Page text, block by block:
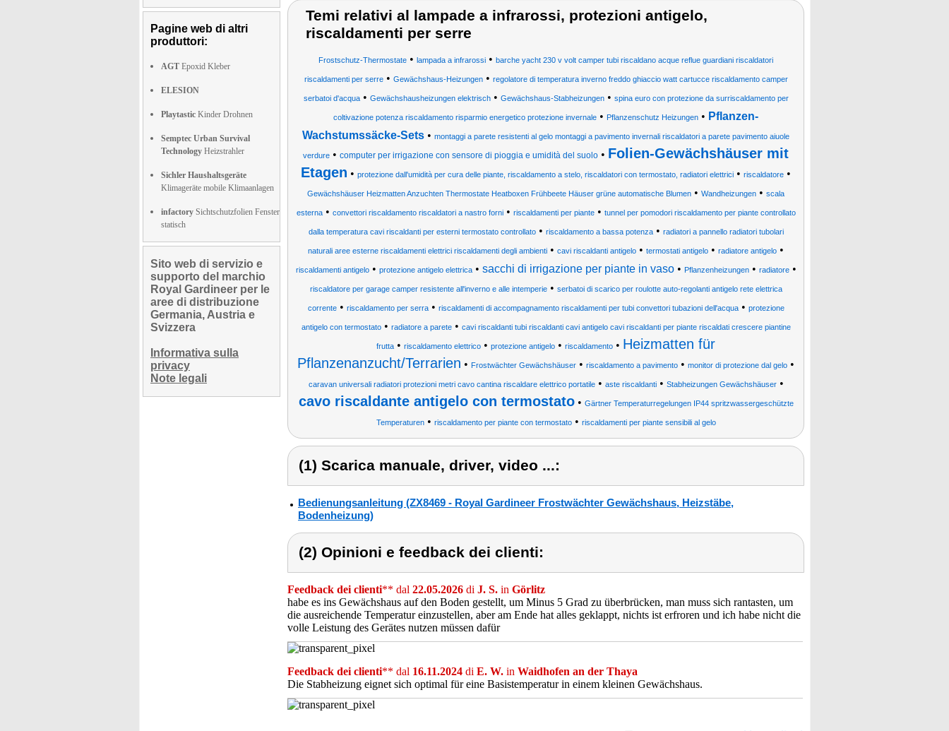
Pagine web di altri
produttori:
AGT Epoxid Kleber
ELESION
Playtastic Kinder Drohnen
Semptec Urban Survival
Technology Heizstrahler
Sichler Haushaltsgeräte
Klimageräte mobile Klimaanlagen
infactory Sichtschutzfolien Fenster
statisch
Sito web di servizio e
supporto del marchio
Royal Gardineer per le
aree di distribuzione
Germania, Austria e
Svizzera
Informativa sulla
privacy
Note legali
Temi relativi al lampade a infrarossi, protezioni antigelo,
riscaldamenti per serre
Frostschutz-Thermostate • lampada a infrarossi • barche yacht 230 v volt camper tubi riscaldano acque reflue guardiani riscaldatori
riscaldamenti per serre• Gewächshaus-Heizungen• regolatore di temperatura inverno freddo ghiaccio watt cartucce riscaldamento camper
serbatoi d'acqua• Gewächshausheizungen elektrisch• Gewächshaus-Stabheizungen• spina euro con protezione da surriscaldamento per
coltivazione potenza riscaldamento risparmio energetico protezione invernale • Pflanzenschutz Heizungen • Pflanzen-
Wachstumssäcke-Sets • montaggi a parete resistenti al gelo montaggi a pavimento invernali riscaldatori a parete pavimento aiuole
verdure • computer per irrigazione con sensore di pioggia e umidità del suolo • Folien-Gewächshäuser mit
Etagen • protezione dall'umidità per cura delle piante, riscaldamento a stelo, riscaldatori con termostato, radiatori elettrici • riscaldatore •
Gewächshäuser Heizmatten Anzuchten Thermostate Heatboxen Frühbeete Häuser grüne automatische Blumen • Wandheizungen • scala
esterna• convettori riscaldamento riscaldatori a nastro forni• riscaldamenti per piante• tunnel per pomodori riscaldamento per piante controllato
dalla temperatura cavi riscaldanti per esterni termostato controllato• riscaldamento a bassa potenza• radiatori a pannello radiatori tubolari
naturali aree esterne riscaldamenti elettrici riscaldamenti degli ambienti • cavi riscaldanti antigelo • termostati antigelo • radiatore antigelo •
riscaldamenti antigelo• protezione antigelo elettrica• sacchi di irrigazione per piante in vaso• Pflanzenheizungen• radiatore•
riscaldatore per garage camper resistente all'inverno e alle intemperie• serbatoi di scarico per roulotte auto-regolanti antigelo rete elettrica
corrente• riscaldamento per serra• riscaldamenti di accompagnamento riscaldamenti per tubi convettori tubazioni dell'acqua• protezione
antigelo con termostato• radiatore a parete• cavi riscaldanti tubi riscaldanti cavi antigelo cavi riscaldanti per piante riscaldati crescere piantine
frutta • riscaldamento elettrico • protezione antigelo • riscaldamento • Heizmatten für
Pflanzenanzucht/Terrarien • Frostwächter Gewächshäuser • riscaldamento a pavimento • monitor di protezione dal gelo •
caravan universali radiatori protezioni metri cavo cantina riscaldare elettrico portatile• aste riscaldanti• Stabheizungen Gewächshäuser•
cavo riscaldante antigelo con termostato• Gärtner Temperaturregelungen IP44 spritzwassergeschützte
Temperaturen• riscaldamento per piante con termostato• riscaldamenti per piante sensibili al gelo
(1) Scarica manuale, driver, video ...:
Bedienungsanleitung (ZX8469 - Royal Gardineer Frostwächter Gewächshaus, Heizstäbe,
Bodenheizung)
(2) Opinioni e feedback dei clienti:
Feedback dei clienti** dal 22.05.2026 di J. S. in Görlitz
habe es ins Gewächshaus auf den Boden gestellt, um Minus 5 Grad zu überbrücken, man muss sich rantasten, um
die ausreichende Temperatur einzustellen, aber am Ende hat alles geklappt, nichts ist erfroren und ich habe nicht die
volle Leistung des Gerätes nutzen müssen dafür
Feedback dei clienti** dal 16.11.2024 di E. W. in Waidhofen an der Thaya
Die Stabheizung eignet sich optimal für eine Basistemperatur in einem kleinen Gewächshaus.